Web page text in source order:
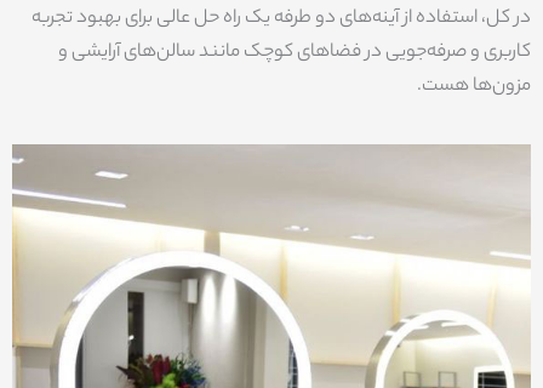
در کل، استفاده از آینه‌های دو طرفه یک راه حل عالی برای بهبود تجربه
کاربری و صرفه‌جویی در فضاهای کوچک مانند سالن‌های آرایشی و
مزون‌ها هست.